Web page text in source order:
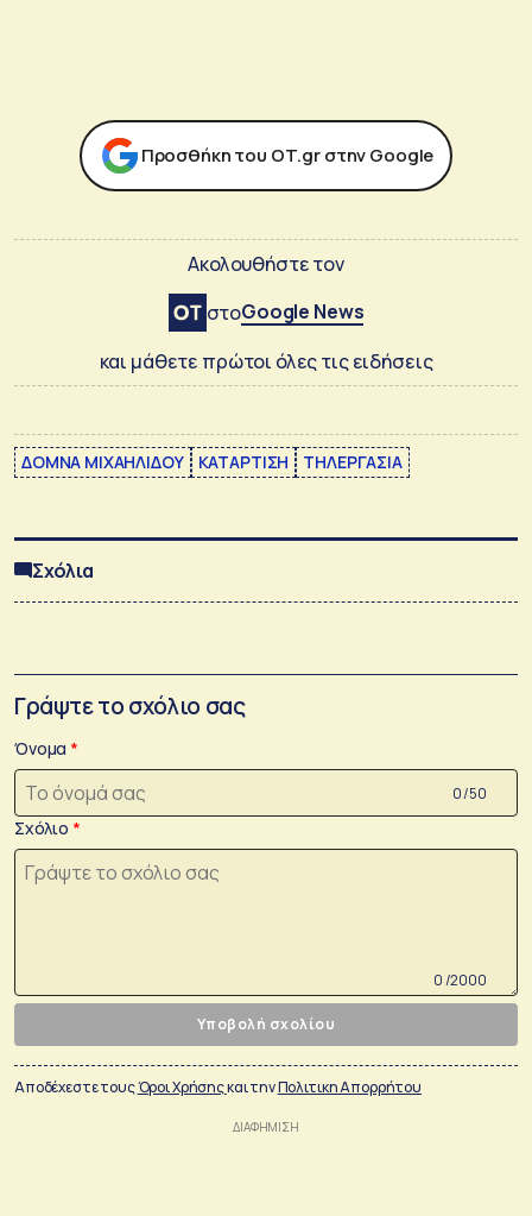
Προσθήκη του ΟΤ.gr στην Google
Ακολουθήστε τον
στοGoogle News
και μάθετε πρώτοι όλες τις ειδήσεις
ΔΟΜΝΑ ΜΙΧΑΗΛΙΔΟΥ ΚΑΤΑΡΤΙΣΗ ΤΗΛΕΡΓΑΣΙΑ
Σχόλια
Γράψτε το σχόλιο σας
Όνομα
0 /50
Σχόλιο
0 /2000
Υποβολή σχολίου
Αποδέχεστε τουςΌροι Χρήσηςκαι τηνΠολιτικη Απορρήτου